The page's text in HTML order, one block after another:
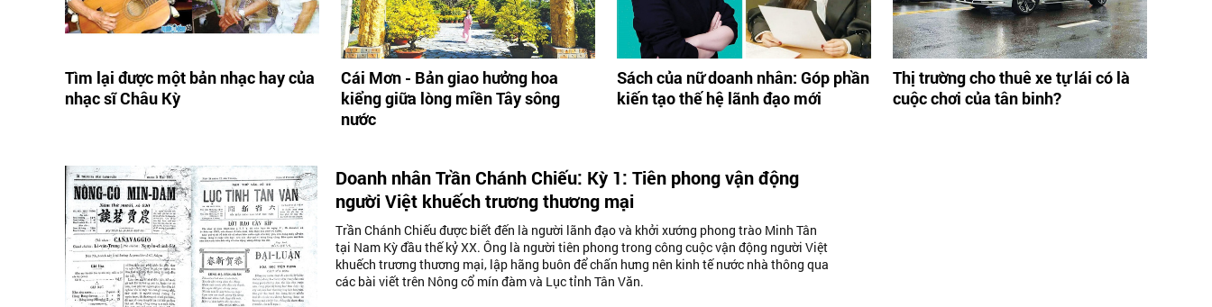
Tìm lại được một bản nhạc hay của
nhạc sĩ Châu Kỳ
Cái Mơn - Bản giao hưởng hoa
kiểng giữa lòng miền Tây sông
nước
Sách của nữ doanh nhân: Góp phần
kiến tạo thế hệ lãnh đạo mới
Thị trường cho thuê xe tự lái có là
cuộc chơi của tân binh?
Doanh nhân Trần Chánh Chiếu: Kỳ 1: Tiên phong vận động
người Việt khuếch trương thương mại
Trần Chánh Chiếu được biết đến là người lãnh đạo và khởi xướng phong trào Minh Tân
tại Nam Kỳ đầu thế kỷ XX. Ông là người tiên phong trong công cuộc vận động người Việt
khuếch trương thương mại, lập hãng buôn để chấn hưng nên kinh tế nước nhà thông qua
các bài viết trên Nông cổ mín đàm và Lục tỉnh Tân Văn.